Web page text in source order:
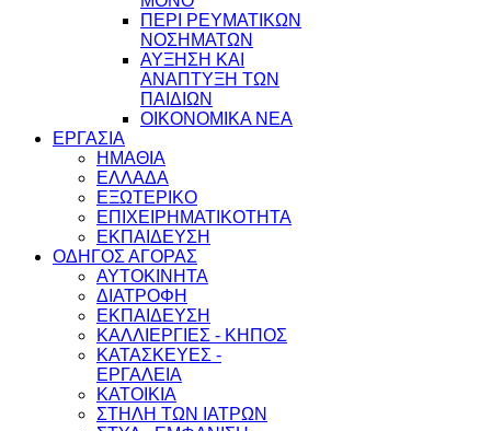
ΠΕΡΙ ΡΕΥΜΑΤΙΚΩΝ
ΝΟΣΗΜΑΤΩΝ
ΑΥΞΗΣΗ ΚΑΙ
ΑΝΑΠΤΥΞΗ ΤΩΝ
ΠΑΙΔΙΩΝ
ΟΙΚΟΝΟΜΙΚΑ ΝΕΑ
ΕΡΓΑΣΙΑ
ΗΜΑΘΙΑ
ΕΛΛΑΔΑ
ΕΞΩΤΕΡΙΚΟ
ΕΠΙΧΕΙΡΗΜΑΤΙΚΟΤΗΤΑ
ΕΚΠΑΙΔΕΥΣΗ
ΟΔΗΓΟΣ ΑΓΟΡΑΣ
ΑΥΤΟΚΙΝΗΤΑ
ΔΙΑΤΡΟΦΗ
ΕΚΠΑΙΔΕΥΣΗ
ΚΑΛΛΙΕΡΓΙΕΣ - ΚΗΠΟΣ
ΚΑΤΑΣΚΕΥΕΣ -
ΕΡΓΑΛΕΙΑ
ΚΑΤΟΙΚΙΑ
ΣΤΗΛΗ ΤΩΝ ΙΑΤΡΩΝ